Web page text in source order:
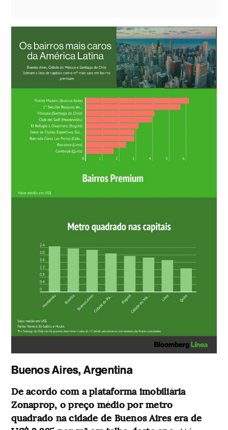
Buenos Aires, Argentina
De acordo com a plataforma imobiliária
Zonaprop, o preço médio por metro
quadrado na cidade de Buenos Aires era de